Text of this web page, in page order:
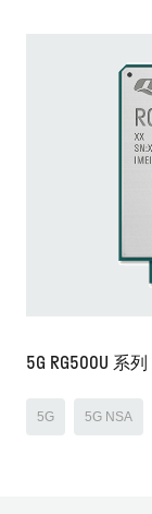
5G RG500U 系列
5G 5G NSA